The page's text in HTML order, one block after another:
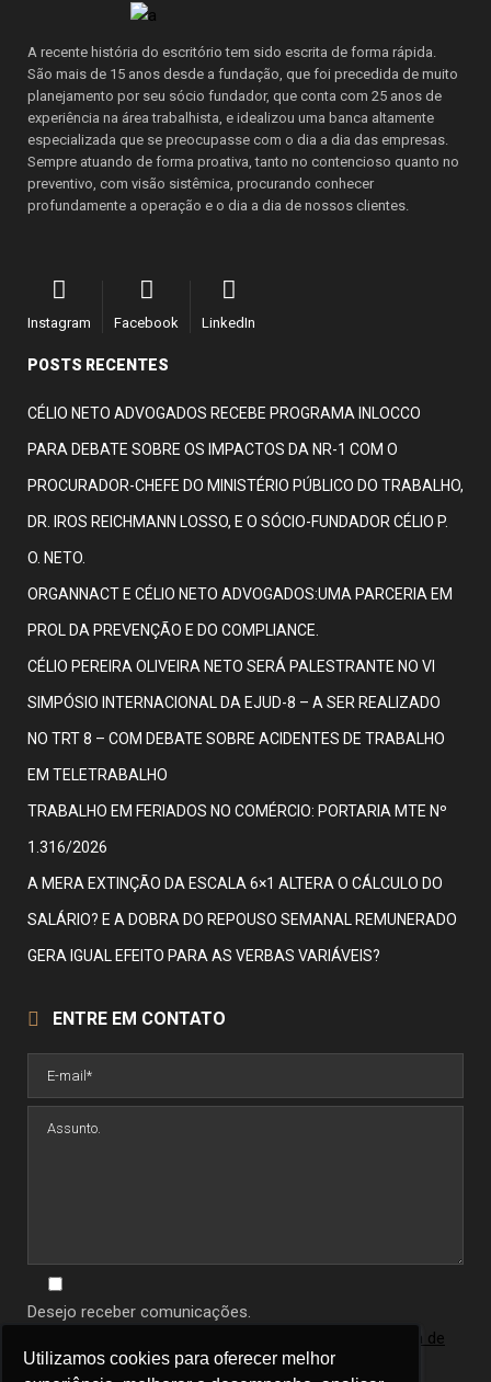
Utilizamos cookies para oferecer melhor
Utilizamos cookies para oferecer melhor
A recente história do escritório tem sido escrita de forma rápida.
São mais de 15 anos desde a fundação, que foi precedida de muito
planejamento por seu sócio fundador, que conta com 25 anos de
experiência na área trabalhista, e idealizou uma banca altamente
especializada que se preocupasse com o dia a dia das empresas.
Sempre atuando de forma proativa, tanto no contencioso quanto no
preventivo, com visão sistêmica, procurando conhecer
profundamente a operação e o dia a dia de nossos clientes.
Instagram Facebook LinkedIn
POSTS RECENTES
CÉLIO NETO ADVOGADOS RECEBE PROGRAMA INLOCCO
PARA DEBATE SOBRE OS IMPACTOS DA NR-1 COM O
PROCURADOR-CHEFE DO MINISTÉRIO PÚBLICO DO TRABALHO,
DR. IROS REICHMANN LOSSO, E O SÓCIO-FUNDADOR CÉLIO P.
O. NETO.
ORGANNACT E CÉLIO NETO ADVOGADOS:UMA PARCERIA EM
PROL DA PREVENÇÃO E DO COMPLIANCE.
CÉLIO PEREIRA OLIVEIRA NETO SERÁ PALESTRANTE NO VI
SIMPÓSIO INTERNACIONAL DA EJUD-8 – A SER REALIZADO
NO TRT 8 – COM DEBATE SOBRE ACIDENTES DE TRABALHO
EM TELETRABALHO
TRABALHO EM FERIADOS NO COMÉRCIO: PORTARIA MTE Nº
1.316/2026
A MERA EXTINÇÃO DA ESCALA 6×1 ALTERA O CÁLCULO DO
SALÁRIO? E A DOBRA DO REPOUSO SEMANAL REMUNERADO
GERA IGUAL EFEITO PARA AS VERBAS VARIÁVEIS?
ENTRE EM CONTATO
Desejo receber comunicações.
política de
privacidade .